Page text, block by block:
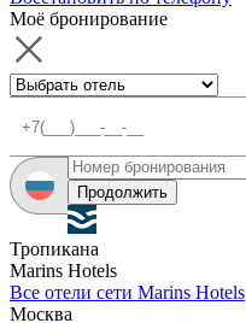
Моё бронирование
Продолжить
Тропикана
Marins Hotels
Все отели сети Marins Hotels
Москва